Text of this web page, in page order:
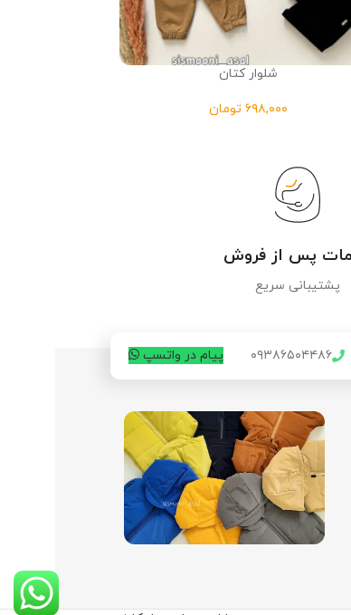
شلوار کتان
تومان
پس از فروش
پشتیبانی سریع
۰۹۳۸۶۵۰۴۴۸۶ پیام در واتسپ
@sismooni_asal